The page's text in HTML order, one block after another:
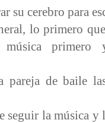
su cerebro para
lo primero
primero
pareja de baile
seguir la música y